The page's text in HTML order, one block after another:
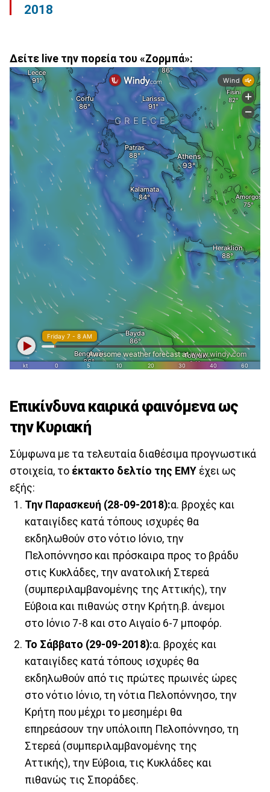
2018
Δείτε live την πορεία του «Ζορμπά»:
Επικίνδυνα καιρικά φαινόμενα ως
την Κυριακή
Σύμφωνα με τα τελευταία διαθέσιμα προγνωστικά
στοιχεία, το έκτακτο δελτίο της ΕΜΥ έχει ως
εξής:
Την Παρασκευή (28-09-2018):α. βροχές και
καταιγίδες κατά τόπους ισχυρές θα
εκδηλωθούν στο νότιο Ιόνιο, την
Πελοπόννησο και πρόσκαιρα προς το βράδυ
στις Κυκλάδες, την ανατολική Στερεά
(συμπεριλαμβανομένης της Αττικής), την
Εύβοια και πιθανώς στην Κρήτη.β. άνεμοι
στο Ιόνιο 7-8 και στο Αιγαίο 6-7 μποφόρ.
Το Σάββατο (29-09-2018):α. βροχές και
καταιγίδες κατά τόπους ισχυρές θα
εκδηλωθούν από τις πρώτες πρωινές ώρες
στο νότιο Ιόνιο, τη νότια Πελοπόννησο, την
Κρήτη που μέχρι το μεσημέρι θα
επηρεάσουν την υπόλοιπη Πελοπόννησο, τη
Στερεά (συμπεριλαμβανομένης της
Αττικής), την Εύβοια, τις Κυκλάδες και
πιθανώς τις Σποράδες.